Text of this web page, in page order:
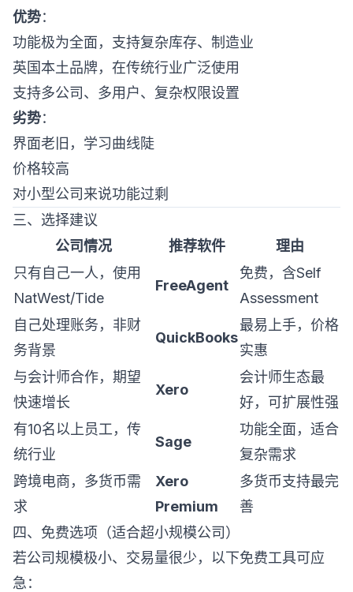
优势：
功能极为全面，支持复杂库存、制造业
英国本土品牌，在传统行业广泛使用
支持多公司、多用户、复杂权限设置
劣势：
界面老旧，学习曲线陡
价格较高
对小型公司来说功能过剩
三、选择建议
公司情况
推荐软件
理由
只有自己一人，使用
NatWest/Tide
FreeAgent
免费，含Self
Assessment
自己处理账务，非财
务背景
QuickBooks
最易上手，价格
实惠
与会计师合作，期望
快速增长
Xero
会计师生态最
好，可扩展性强
有10名以上员工，传
统行业
Sage
功能全面，适合
复杂需求
跨境电商，多货币需
求
Xero
Premium
多货币支持最完
善
四、免费选项（适合超小规模公司）
若公司规模极小、交易量很少，以下免费工具可应
急：